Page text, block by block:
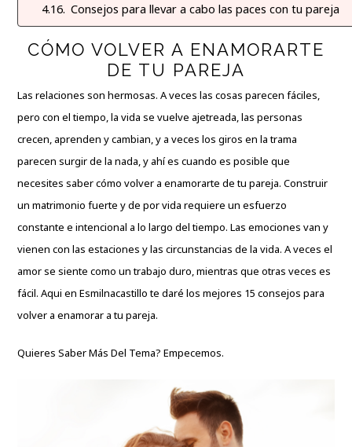
Consejos para llevar a cabo las paces con tu pareja
CÓMO VOLVER A ENAMORARTE
DE TU PAREJA
Las relaciones son hermosas. A veces las cosas parecen fáciles,
pero con el tiempo, la vida se vuelve ajetreada, las personas
crecen, aprenden y cambian, y a veces los giros en la trama
parecen surgir de la nada, y ahí es cuando es posible que
necesites saber cómo volver a enamorarte de tu pareja. Construir
un matrimonio fuerte y de por vida requiere un esfuerzo
constante e intencional a lo largo del tiempo. Las emociones van y
vienen con las estaciones y las circunstancias de la vida. A veces el
amor se siente como un trabajo duro, mientras que otras veces es
fácil. Aqui enEsmilnacastillote daré los mejores 15 consejos para
volver a enamorar a tu pareja.
Quieres Saber Más Del Tema? Empecemos.